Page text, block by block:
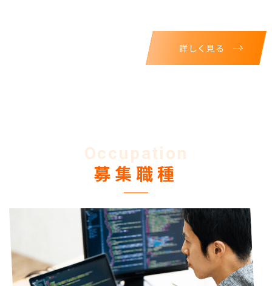
詳しく見る
Occupation
募集職種